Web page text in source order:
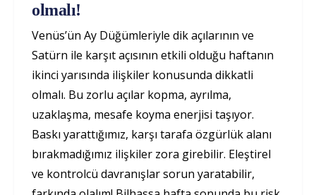
olmalı!
Venüs’ün Ay Düğümleriyle dik açılarının ve
Satürn ile karşıt açısının etkili olduğu haftanın
ikinci yarısında ilişkiler konusunda dikkatli
olmalı. Bu zorlu açılar kopma, ayrılma,
uzaklaşma, mesafe koyma enerjisi taşıyor.
Baskı yarattığımız, karşı tarafa özgürlük alanı
bırakmadığımız ilişkiler zora girebilir. Eleştirel
ve kontrolcü davranışlar sorun yaratabilir,